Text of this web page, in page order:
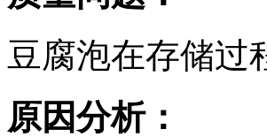
豆腐泡在存储过
原因分析：